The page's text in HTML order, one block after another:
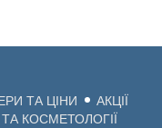
ТА ЦІНИ
АКЦІЇ
КОСМЕТОЛОГІЇ